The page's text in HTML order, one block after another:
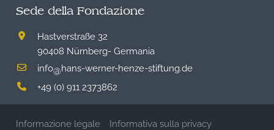
Sede della Fondazione
Hastverstraße 32
90408 Nürnberg- Germania
info@hans-werner-henze-stiftung.de
+49 (0) 911 2373862
Informazione legale Informativa sulla privacy